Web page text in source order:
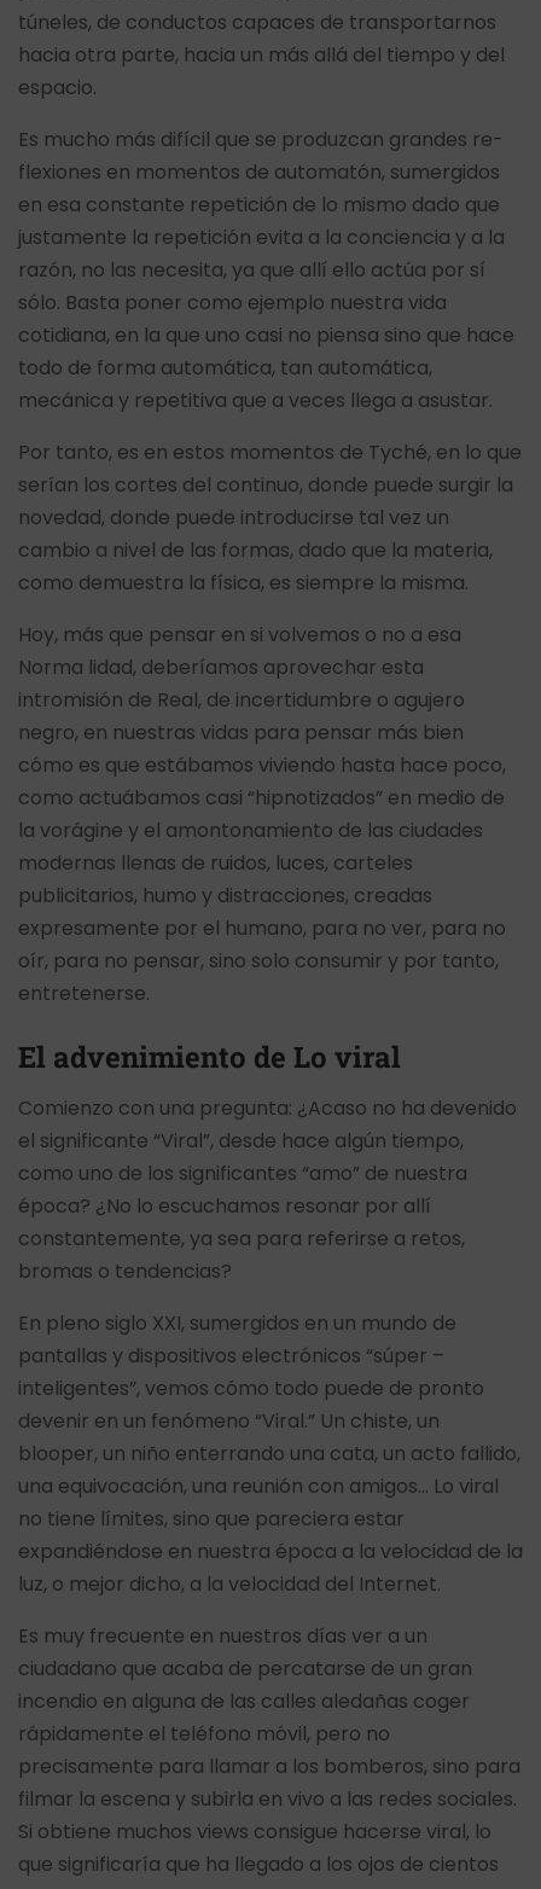
túneles, de conductos capaces de transportarnos
hacia otra parte, hacia un más allá del tiempo y del
espacio.
Es mucho más difícil que se produzcan grandes re-
flexiones en momentos de automatón, sumergidos
en esa constante repetición de lo mismo dado que
justamente la repetición evita a la conciencia y a la
razón, no las necesita, ya que allí ello actúa por sí
sólo. Basta poner como ejemplo nuestra vida
cotidiana, en la que uno casi no piensa sino que hace
todo de forma automática, tan automática,
mecánica y repetitiva que a veces llega a asustar.
Por tanto, es en estos momentos de Tyché, en lo que
serían los cortes del continuo, donde puede surgir la
novedad, donde puede introducirse tal vez un
cambio a nivel de las formas, dado que la materia,
como demuestra la física, es siempre la misma.
Hoy, más que pensar en si volvemos o no a esa
Norma lidad, deberíamos aprovechar esta
intromisión de Real, de incertidumbre o agujero
negro, en nuestras vidas para pensar más bien
cómo es que estábamos viviendo hasta hace poco,
como actuábamos casi “hipnotizados” en medio de
la vorágine y el amontonamiento de las ciudades
modernas llenas de ruidos, luces, carteles
publicitarios, humo y distracciones, creadas
expresamente por el humano, para no ver, para no
oír, para no pensar, sino solo consumir y por tanto,
entretenerse.
El advenimiento de Lo viral
Comienzo con una pregunta: ¿Acaso no ha devenido
el significante “Viral”, desde hace algún tiempo,
como uno de los significantes “amo” de nuestra
época? ¿No lo escuchamos resonar por allí
constantemente, ya sea para referirse a retos,
bromas o tendencias?
En pleno siglo XXI, sumergidos en un mundo de
pantallas y dispositivos electrónicos “súper –
inteligentes”, vemos cómo todo puede de pronto
devenir en un fenómeno “Viral.” Un chiste, un
blooper, un niño enterrando una cata, un acto fallido,
una equivocación, una reunión con amigos… Lo viral
no tiene límites, sino que pareciera estar
expandiéndose en nuestra época a la velocidad de la
luz, o mejor dicho, a la velocidad del Internet.
Es muy frecuente en nuestros días ver a un
ciudadano que acaba de percatarse de un gran
incendio en alguna de las calles aledañas coger
rápidamente el teléfono móvil, pero no
precisamente para llamar a los bomberos, sino para
filmar la escena y subirla en vivo a las redes sociales.
Si obtiene muchos views consigue hacerse viral, lo
que significaría que ha llegado a los ojos de cientos